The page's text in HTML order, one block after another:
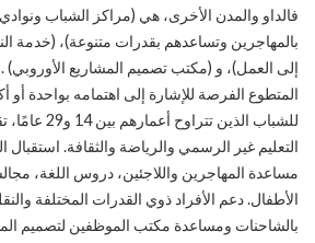
فالداو والمدن الأخرى، هي (مراكز الشباب
بالمهاجرين وتساعدهم بقدرات متنوعة)، (خدمة
إلى العمل)، و (مكتب تصميم المشاريع الأوروبي)
المتطوع الفرصة للإشارة إلى اهتمامه بواحدة أو
للشباب الذين
التعليم غير الرسمي والرياضة والثقافة.
مساعدة المهاجرين واللاجئين، دروس اللغة،
الأطفال. دعم الأفراد ذوي القدرات المختلفة
بالشاحنات ومساعدة مكتب الموظفين لتصميم